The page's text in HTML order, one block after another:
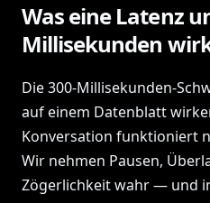
Was eine Latenz
Millisekunden
Die 300-Millisekunden-
auf einem Datenblatt
Konversation funktioniert
Wir nehmen Pausen,
Zögerlichkeit wahr — und